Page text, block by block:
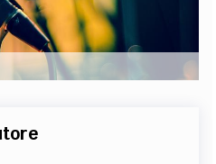
PUBBLICITÀ CONTATTI